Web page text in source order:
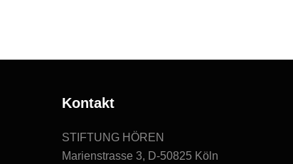
Kontakt
STIFTUNG HÖREN
Marienstrasse 3, D-50825 Köln